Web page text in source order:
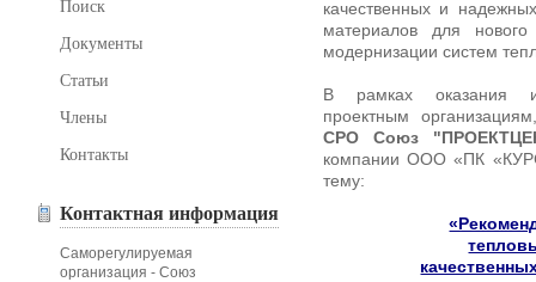
Поиск
Документы
Статьи
Члены
Контакты
Контактная информация
Саморегулируемая
организация - Союз
качественных и
материалов для нового
модернизации систем
В рамках оказания
проектным
СРО Союз
компании ООО «ПК
тему: